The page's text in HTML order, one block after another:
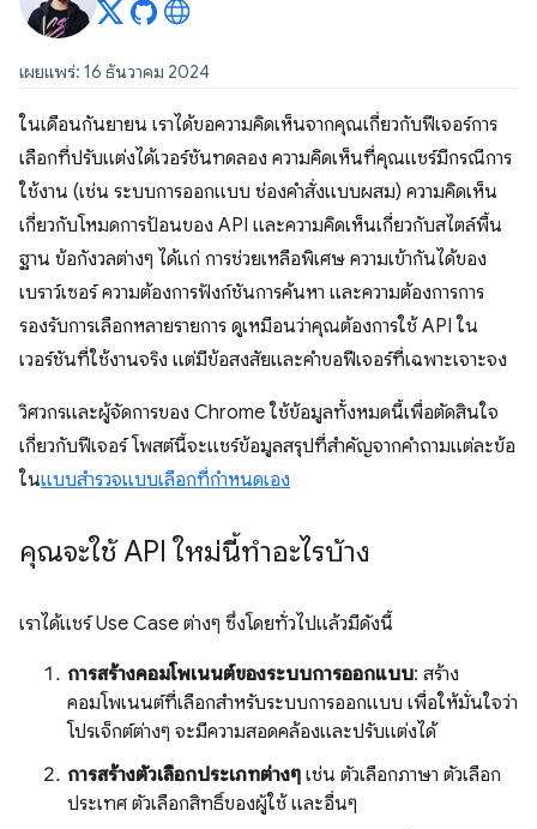
เผยแพร่: 16 ธันวาคม 2024
ในเดือนกันยายน เราได้ขอความคิดเห็นจากคุณเกี่ยวกับฟีเจอร์การ
เลือกที่ปรับแต่งได้เวอร์ชันทดลอง ความคิดเห็นที่คุณแชร์มีกรณีการ
ใช้งาน (เช่น ระบบการออกแบบ ช่องคำสั่งแบบผสม) ความคิดเห็น
เกี่ยวกับโหมดการป้อนของ API และความคิดเห็นเกี่ยวกับสไตล์พื้น
ฐาน ข้อกังวลต่างๆ ได้แก่ การช่วยเหลือพิเศษ ความเข้ากันได้ของ
เบราว์เซอร์ ความต้องการฟังก์ชันการค้นหา และความต้องการการ
รองรับการเลือกหลายรายการ ดูเหมือนว่าคุณต้องการใช้ API ใน
เวอร์ชันที่ใช้งานจริง แต่มีข้อสงสัยและคำขอฟีเจอร์ที่เฉพาะเจาะจง
วิศวกรและผู้จัดการของ Chrome ใช้ข้อมูลทั้งหมดนี้เพื่อตัดสินใจ
เกี่ยวกับฟีเจอร์ โพสต์นี้จะแชร์ข้อมูลสรุปที่สําคัญจากคําถามแต่ละข้อ
ในแบบสํารวจแบบเลือกที่กําหนดเอง
คุณจะใช้ API ใหม่นี้ทำอะไรบ้าง
เราได้แชร์ Use Case ต่างๆ ซึ่งโดยทั่วไปแล้วมีดังนี้
การสร้างคอมโพเนนต์ของระบบการออกแบบ: สร้าง
คอมโพเนนต์ที่เลือกสำหรับระบบการออกแบบ เพื่อให้มั่นใจว่า
โปรเจ็กต์ต่างๆ จะมีความสอดคล้องและปรับแต่งได้
การสร้างตัวเลือกประเภทต่างๆ เช่น ตัวเลือกภาษา ตัวเลือก
ประเทศ ตัวเลือกสิทธิ์ของผู้ใช้ และอื่นๆ